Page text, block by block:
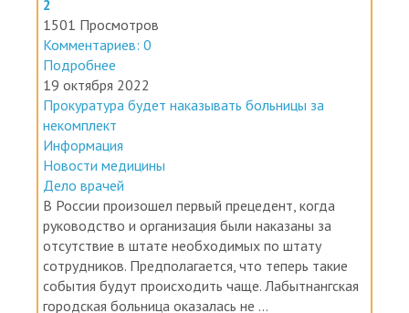
1501 Просмотров
Комментариев: 0
Подробнее
19 октября 2022
Прокуратура будет наказывать больницы за
некомплект
Информация
Новости медицины
Дело врачей
В России произошел первый прецедент, когда
руководство и организация были наказаны за
отсутствие в штате необходимых по штату
сотрудников. Предполагается, что теперь такие
события будут происходить чаще. Лабытнангская
городская больница оказалась не ...
1